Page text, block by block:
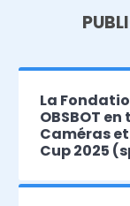
La
OBSBOT
Caméras
Cup 2025